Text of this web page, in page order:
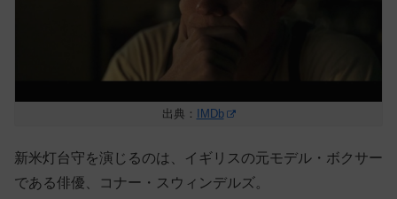
出典： IMDb
新米灯台守を演じるのは、イギリスの元モデル・ボクサー
である俳優、コナー・スウィンデルズ。